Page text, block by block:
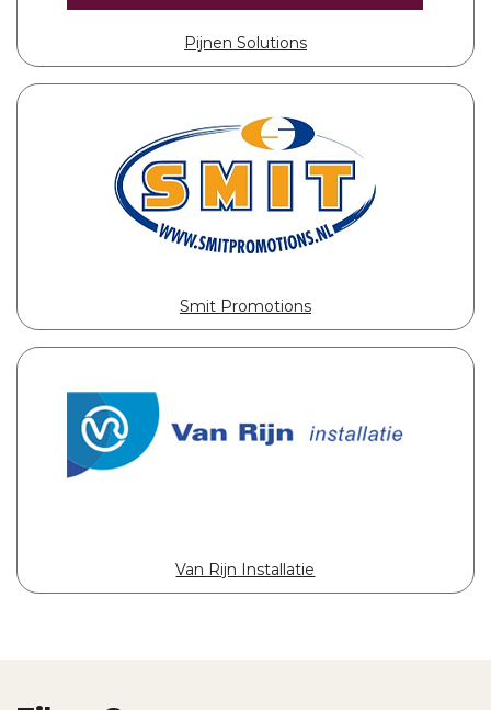
Pijnen Solutions
Smit Promotions
Van Rijn Installatie